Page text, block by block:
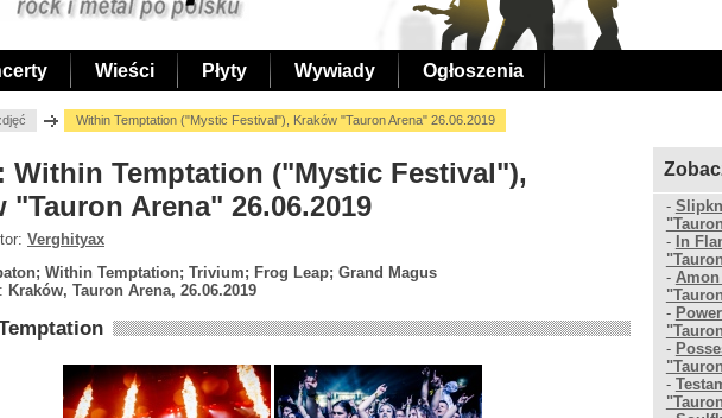
Wieści Płyty Wywiady Ogłoszenia
Within Temptation ("Mystic Festival"), Kraków "Tauron Arena" 26.06.2019
Within Temptation ("Mystic Festival"),
"Tauron Arena" 26.06.2019
Verghityax
Within Temptation; Trivium; Frog Leap; Grand Magus
Kraków, Tauron Arena, 26.06.2019
-
- In
-
-
-
-